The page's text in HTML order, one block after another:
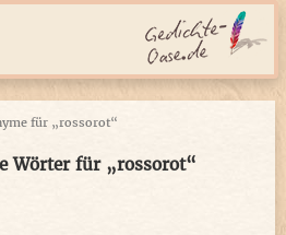
für „rossorot“
Wörter für „rossorot“